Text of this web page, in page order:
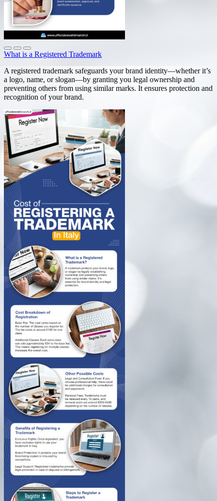
What is a Registered Trademark
A registered trademark safeguards your brand identity—whether it’s
a logo, name, or slogan—by granting you legal ownership and
preventing others from using similar marks. It ensures protection and
recognition of your brand.